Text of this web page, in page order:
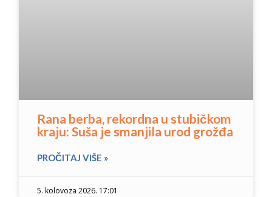
Rana berba, rekordna u stubičkom
kraju: Suša je smanjila urod grožđa
PROČITAJ VIŠE »
5. kolovoza 2026. 17:01